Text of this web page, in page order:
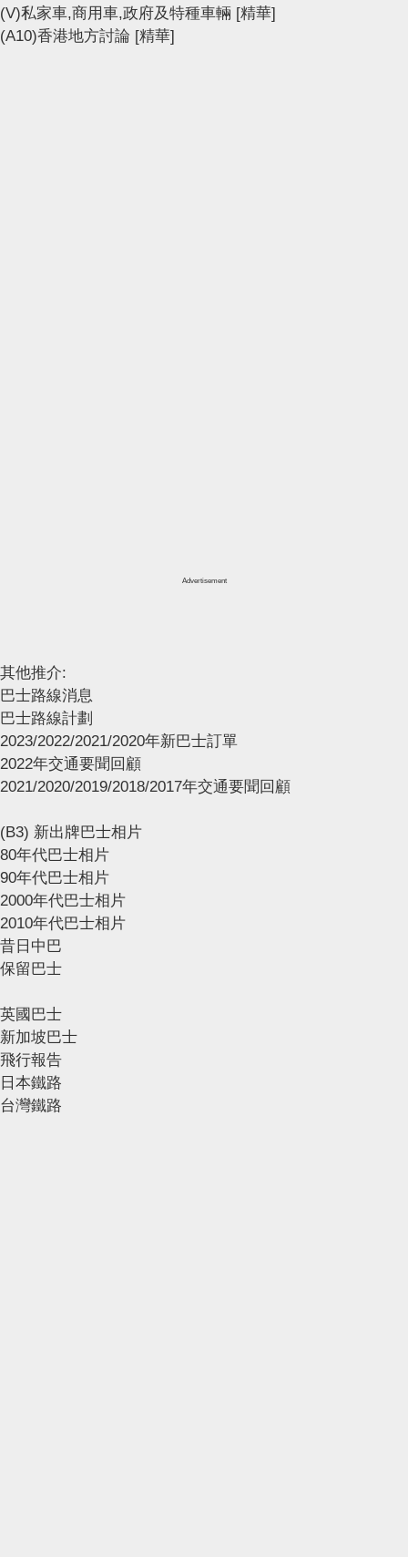
(V)私家車,商用車,政府及特種車輛 [精華]
(A10)香港地方討論 [精華]
Advertisement
其他推介:
巴士路線消息
巴士路線計劃
2023/2022/2021/2020年新巴士訂單
2022年交通要聞回顧
2021/2020/2019/2018/2017年交通要聞回顧
(B3) 新出牌巴士相片
80年代巴士相片
90年代巴士相片
2000年代巴士相片
2010年代巴士相片
昔日中巴
保留巴士
英國巴士
新加坡巴士
飛行報告
日本鐵路
台灣鐵路